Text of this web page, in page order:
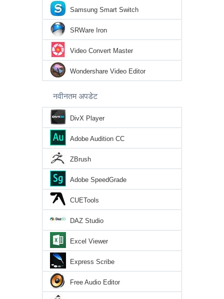
Samsung Smart Switch
SRWare Iron
Video Convert Master
Wondershare Video Editor
नवीनतम अपडेट
DivX Player
Adobe Audition CC
ZBrush
Adobe SpeedGrade
CUETools
DAZ Studio
Excel Viewer
Express Scribe
Free Audio Editor